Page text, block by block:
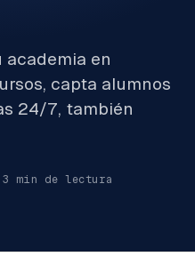
en
capta alumnos
24/7, también
3 min de lectura